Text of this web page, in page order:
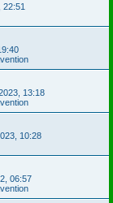
22:51
13:18
10:28
06:57